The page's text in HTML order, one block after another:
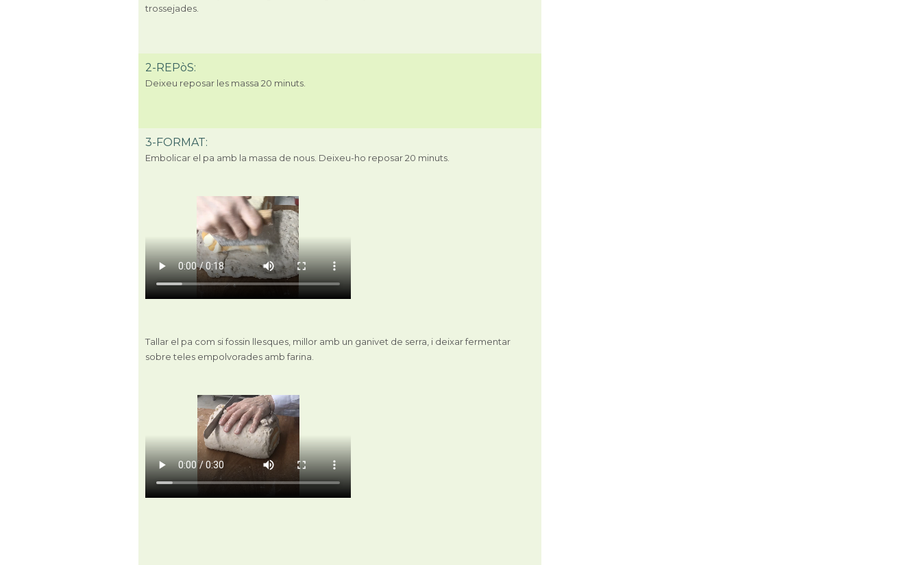
trossejades.
2-REPòS:
Deixeu reposar les massa 20 minuts.
3-FORMAT:
Embolicar el pa amb la massa de nous. Deixeu-ho reposar 20 minuts.
Tallar el pa com si fossin llesques, millor amb un ganivet de serra, i deixar fermentar
sobre teles empolvorades amb farina.